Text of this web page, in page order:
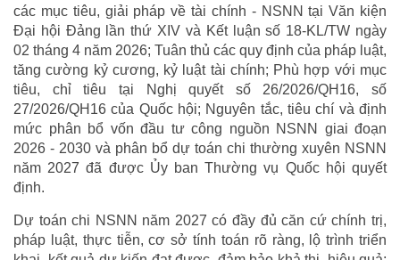
các mục tiêu, giải pháp về tài chính - NSNN tại Văn kiện
Đại hội Đảng lần thứ XIV và Kết luận số 18-KL/TW ngày
02 tháng 4 năm 2026; Tuân thủ các quy định của pháp luật,
tăng cường kỷ cương, kỷ luật tài chính; Phù hợp với mục
tiêu, chỉ tiêu tại Nghị quyết số 26/2026/QH16, số
27/2026/QH16 của Quốc hội; Nguyên tắc, tiêu chí và định
mức phân bổ vốn đầu tư công nguồn NSNN giai đoạn
2026 - 2030 và phân bổ dự toán chi thường xuyên NSNN
năm 2027 đã được Ủy ban Thường vụ Quốc hội quyết
định.
Dự toán chi NSNN năm 2027 có đầy đủ căn cứ chính trị,
pháp luật, thực tiễn, cơ sở tính toán rõ ràng, lộ trình triển